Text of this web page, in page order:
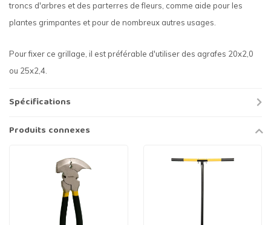
troncs d'arbres et des parterres de fleurs, comme aide pour les
plantes grimpantes et pour de nombreux autres usages.
Pour fixer ce grillage, il est préférable d'utiliser des agrafes 20x2,0
ou 25x2,4.
Spécifications
Produits connexes